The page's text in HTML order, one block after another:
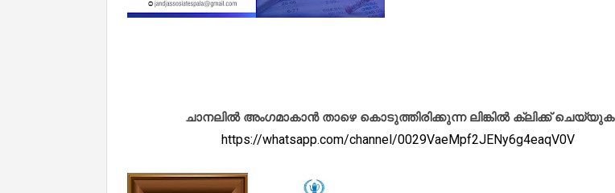
ചാനലിൽ അംഗമാകാൻ താഴെ കൊടുത്തിരിക്കുന്ന ലിങ്കിൽ ക്ലിക്ക് ചെയ്യുക
https://whatsapp.com/channel/0029VaeMpf2JENy6g4eaqV0V